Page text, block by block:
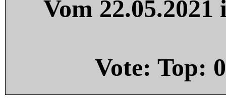
Vom
Vote: Top: 0